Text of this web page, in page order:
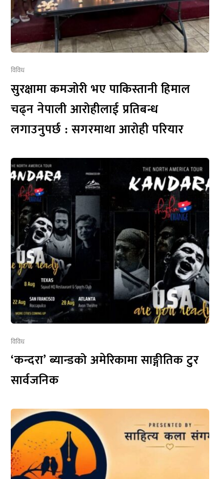
विविध
सुरक्षामा कमजोरी भए पाकिस्तानी हिमाल
चढ्न नेपाली आरोहीलाई प्रतिबन्ध
लगाउनुपर्छ : सगरमाथा आरोही परियार
विविध
‘कन्दरा’ ब्यान्डको अमेरिकामा साङ्गीतिक टुर
सार्वजनिक